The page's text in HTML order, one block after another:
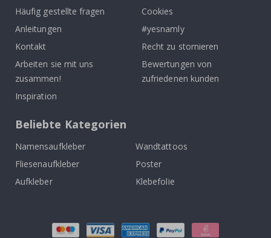
Häufig gestellte fragen
Anleitungen
Kontakt
Arbeiten sie mit uns
zusammen!
Inspiration
Cookies
#yesnamly
Recht zu stornieren
Bewertungen von
zufriedenen kunden
Beliebte Kategorien
Namensaufkleber
Wandtattoos
Fliesenaufkleber
Poster
Aufkleber
Klebefolie